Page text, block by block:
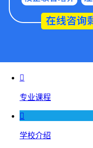

专业课程

学校介绍